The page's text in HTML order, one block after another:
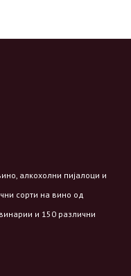
алкохолни пијалоци и
сорти на вино од
и 150 различни